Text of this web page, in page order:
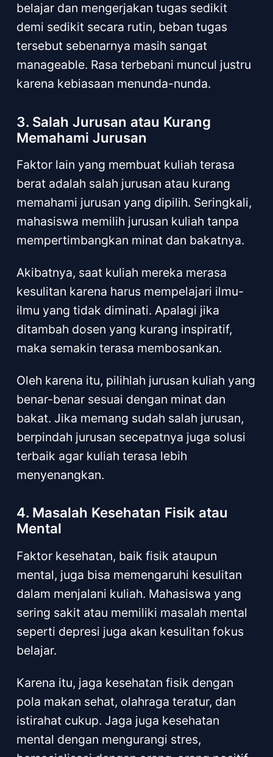
belajar dan mengerjakan tugas sedikit
demi sedikit secara rutin, beban tugas
tersebut sebenarnya masih sangat
manageable. Rasa terbebani muncul justru
karena kebiasaan menunda-nunda.
3. Salah Jurusan atau Kurang
Memahami Jurusan
Faktor lain yang membuat kuliah terasa
berat adalah salah jurusan atau kurang
memahami jurusan yang dipilih. Seringkali,
mahasiswa memilih jurusan kuliah tanpa
mempertimbangkan minat dan bakatnya.
Akibatnya, saat kuliah mereka merasa
kesulitan karena harus mempelajari ilmu-
ilmu yang tidak diminati. Apalagi jika
ditambah dosen yang kurang inspiratif,
maka semakin terasa membosankan.
Oleh karena itu, pilihlah jurusan kuliah yang
benar-benar sesuai dengan minat dan
bakat. Jika memang sudah salah jurusan,
berpindah jurusan secepatnya juga solusi
terbaik agar kuliah terasa lebih
menyenangkan.
4. Masalah Kesehatan Fisik atau
Mental
Faktor kesehatan, baik fisik ataupun
mental, juga bisa memengaruhi kesulitan
dalam menjalani kuliah. Mahasiswa yang
sering sakit atau memiliki masalah mental
seperti depresi juga akan kesulitan fokus
belajar.
Karena itu, jaga kesehatan fisik dengan
pola makan sehat, olahraga teratur, dan
istirahat cukup. Jaga juga kesehatan
mental dengan mengurangi stres,